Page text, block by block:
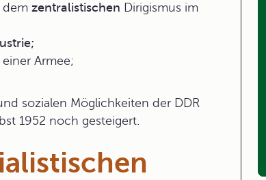
dem zentralistischen Dirigismus im
einer Armee;
sozialen Möglichkeiten der DDR
1952 noch gesteigert.